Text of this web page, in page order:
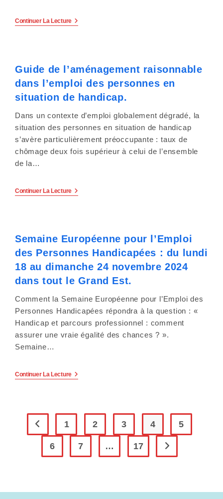
Continuer La LectureChômage
:
Situation
En
2024
Guide de l’aménagement raisonnable
dans l’emploi des personnes en
situation de handicap.
Dans un contexte d’emploi globalement dégradé, la
situation des personnes en situation de handicap
s’avère particulièrement préoccupante : taux de
chômage deux fois supérieur à celui de l’ensemble
de la…
Continuer La LectureGuide
Des
Personnes
En
Situation
De
Handicap.
Semaine Européenne pour l’Emploi
des Personnes Handicapées : du lundi
18 au dimanche 24 novembre 2024
dans tout le Grand Est.
Comment la Semaine Européenne pour l’Emploi des
Personnes Handicapées répondra à la question : «
Handicap et parcours professionnel : comment
assurer une vraie égalité des chances ? ».
Semaine…
Continuer La LectureSemaine
Personnes
Handicapées
Du Lundi
18
Au
Dans
Go to the previous page
1 2 3 4 5
6 7 … 17 Aller à la page